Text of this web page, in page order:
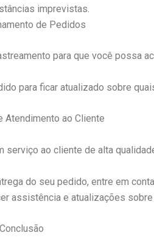
imprevistas.
de Pedidos
para que você possa
para ficar atualizado sobre
Atendimento ao Cliente
ao cliente de alta
do seu pedido, entre em
assistência e atualizações